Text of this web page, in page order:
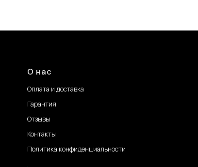
О нас
Оплата и доставка
Гарантия
Отзывы
Контакты
Политика конфиденциальности